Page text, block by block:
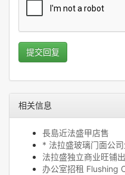
提交回复
相关信息
長島近法盛甲店售
* 法拉盛玻璃门面公
法拉盛独立商业旺铺
办公室招租 Flushing